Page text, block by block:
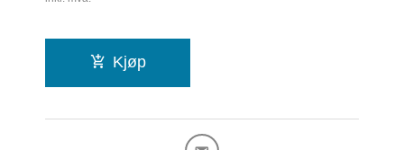
Kjøp